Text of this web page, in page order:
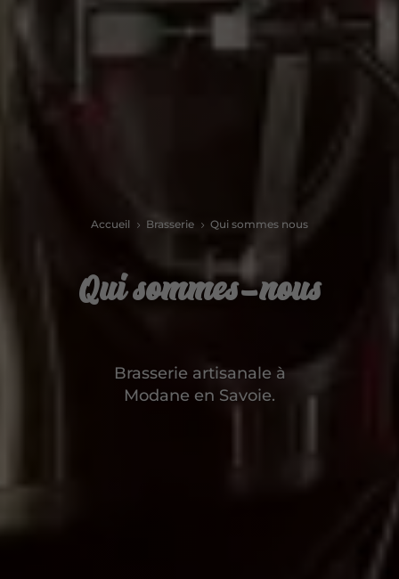
Accueil 5 Brasserie 5 Qui sommes nous
Qui sommes-nous
Brasserie artisanale à
Modane en Savoie.